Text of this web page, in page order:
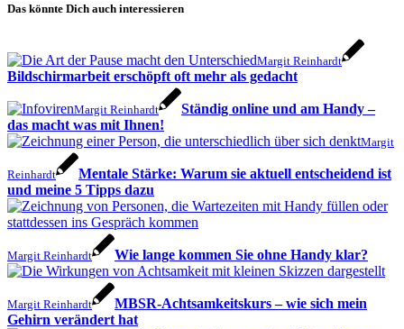
Das könnte Dich auch interessieren
Margit Reinhardt
Bildschirmarbeit erschöpft oft mehr als gedacht
Margit Reinhardt
Ständig online und am Handy –
das macht was mit Ihnen!
Margit
Reinhardt
Mentale Stärke: Warum sie aktuell entscheidend ist
und meine 5 Tipps dazu
Margit Reinhardt Wie lange kommen Sie ohne Handy klar?
Margit Reinhardt
MBSR-Achtsamkeitskurs – wie sich mein
Gehirn verändert hat